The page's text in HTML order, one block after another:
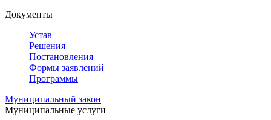
Документы
Устав
Решения
Постановления
Формы заявлений
Программы
Муниципальный закон
Муниципальные услуги